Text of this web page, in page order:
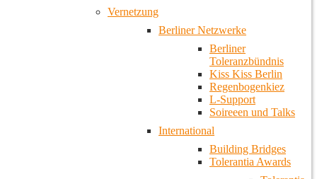
Vernetzung
Berliner Netzwerke
Berliner
Toleranzbündnis
Kiss Kiss Berlin
Regenbogenkiez
L-Support
Soireeen und Talks
International
Building Bridges
Tolerantia Awards